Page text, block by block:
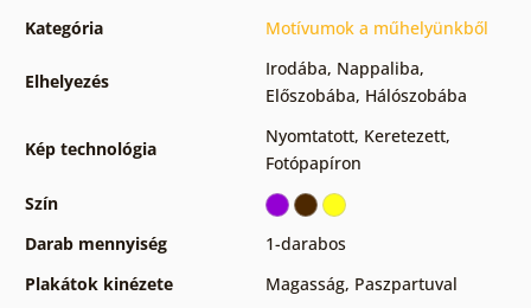
Kategória Motívumok a műhelyünkből
Elhelyezés
Irodába, Nappaliba,
Előszobába, Hálószobába
Kép technológia
Nyomtatott, Keretezett,
Fotópapíron
Szín
Darab mennyiség
1-darabos
Plakátok kinézete
Magasság, Paszpartuval